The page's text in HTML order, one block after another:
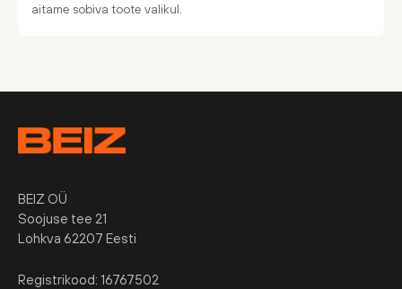
aitame sobiva toote valikul.
BEIZ OÜ
Soojuse tee 21
Lohkva 62207 Eesti
Registrikood: 16767502